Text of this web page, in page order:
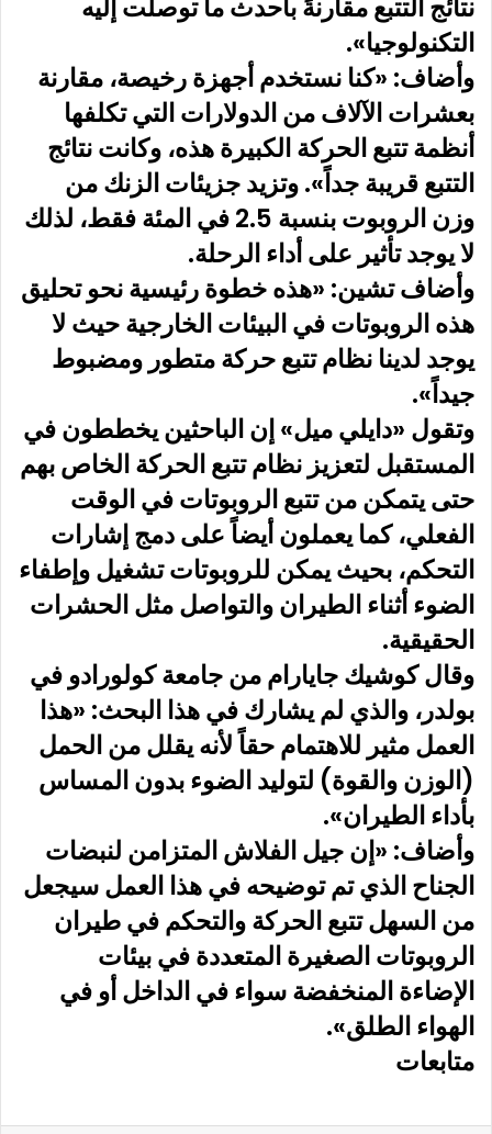
نتائج التتبع مقارنةً بأحدث ما توصلت إليه
التكنولوجيا».
وأضاف: «كنا نستخدم أجهزة رخيصة، مقارنة
بعشرات الآلاف من الدولارات التي تكلفها
أنظمة تتبع الحركة الكبيرة هذه، وكانت نتائج
التتبع قريبة جداً». وتزيد جزيئات الزنك من
وزن الروبوت بنسبة 2.5 في المئة فقط، لذلك
لا يوجد تأثير على أداء الرحلة.
وأضاف تشين: «هذه خطوة رئيسية نحو تحليق
هذه الروبوتات في البيئات الخارجية حيث لا
يوجد لدينا نظام تتبع حركة متطور ومضبوط
جيداً».
وتقول «دايلي ميل» إن الباحثين يخططون في
المستقبل لتعزيز نظام تتبع الحركة الخاص بهم
حتى يتمكن من تتبع الروبوتات في الوقت
الفعلي، كما يعملون أيضاً على دمج إشارات
التحكم، بحيث يمكن للروبوتات تشغيل وإطفاء
الضوء أثناء الطيران والتواصل مثل الحشرات
الحقيقية.
وقال كوشيك جايارام من جامعة كولورادو في
بولدر، والذي لم يشارك في هذا البحث: «هذا
العمل مثير للاهتمام حقاً لأنه يقلل من الحمل
(الوزن والقوة) لتوليد الضوء بدون المساس
بأداء الطيران».
وأضاف: «إن جيل الفلاش المتزامن لنبضات
الجناح الذي تم توضيحه في هذا العمل سيجعل
من السهل تتبع الحركة والتحكم في طيران
الروبوتات الصغيرة المتعددة في بيئات
الإضاءة المنخفضة سواء في الداخل أو في
الهواء الطلق».
متابعات